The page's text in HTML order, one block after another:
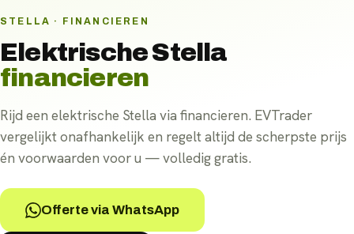
STELLA · FINANCIEREN
ElektrischeStella
financieren
Rijd een elektrische Stella via financieren. EVTrader
vergelijkt onafhankelijk en regelt altijd de scherpste prijs
én voorwaarden voor u — volledig gratis.
Offerte via WhatsApp